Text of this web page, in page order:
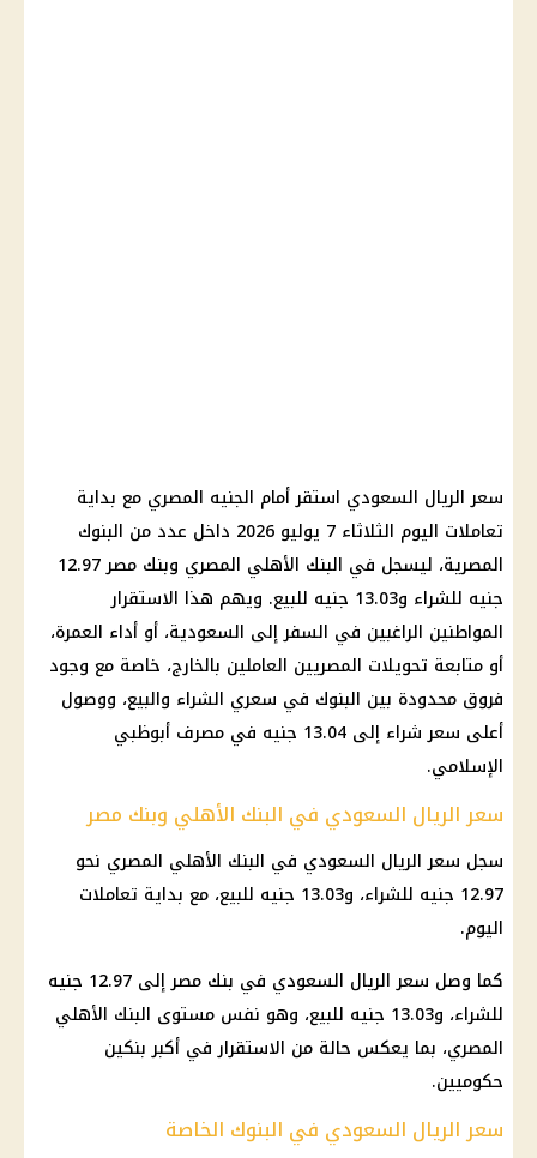
سعر الريال السعودي استقر أمام الجنيه المصري مع بداية
تعاملات اليوم الثلاثاء 7 يوليو 2026 داخل عدد من البنوك
المصرية، ليسجل في البنك الأهلي المصري وبنك مصر 12.97
جنيه للشراء و13.03 جنيه للبيع. ويهم هذا الاستقرار
المواطنين الراغبين في السفر إلى السعودية، أو أداء العمرة،
أو متابعة تحويلات المصريين العاملين بالخارج، خاصة مع وجود
فروق محدودة بين البنوك في سعري الشراء والبيع، ووصول
أعلى سعر شراء إلى 13.04 جنيه في مصرف أبوظبي
الإسلامي.
سعر الريال السعودي في البنك الأهلي وبنك مصر
سجل سعر الريال السعودي في البنك الأهلي المصري نحو
12.97 جنيه للشراء، و13.03 جنيه للبيع، مع بداية تعاملات
اليوم.
كما وصل سعر الريال السعودي في بنك مصر إلى 12.97 جنيه
للشراء، و13.03 جنيه للبيع، وهو نفس مستوى البنك الأهلي
المصري، بما يعكس حالة من الاستقرار في أكبر بنكين
حكوميين.
سعر الريال السعودي في البنوك الخاصة